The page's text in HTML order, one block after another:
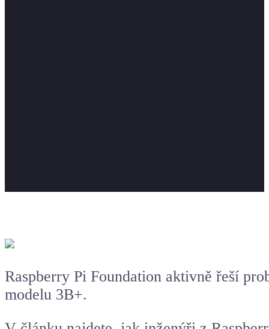
Raspberry Pi Foundation aktivně řeší
modelu 3B+.